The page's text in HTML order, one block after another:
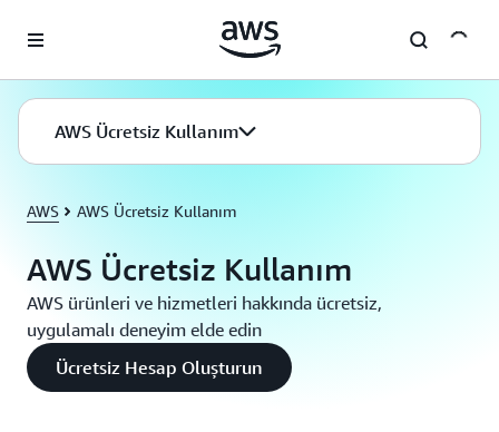
AWS Ücretsiz Kullanım
AWS AWS Ücretsiz Kullanım
AWS Ücretsiz Kullanım
AWS ürünleri ve hizmetleri hakkında ücretsiz,
uygulamalı deneyim elde edin
Ücretsiz Hesap Oluşturun